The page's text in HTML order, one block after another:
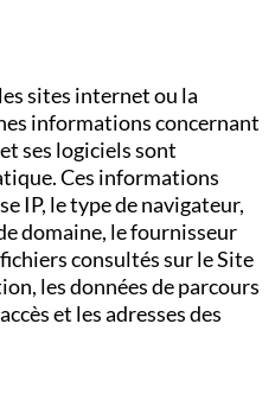
sites internet ou la
informations concernant
ses logiciels sont
Ces informations
IP, le type de navigateur,
domaine, le fournisseur
consultés sur le Site
les données de parcours
et les adresses des